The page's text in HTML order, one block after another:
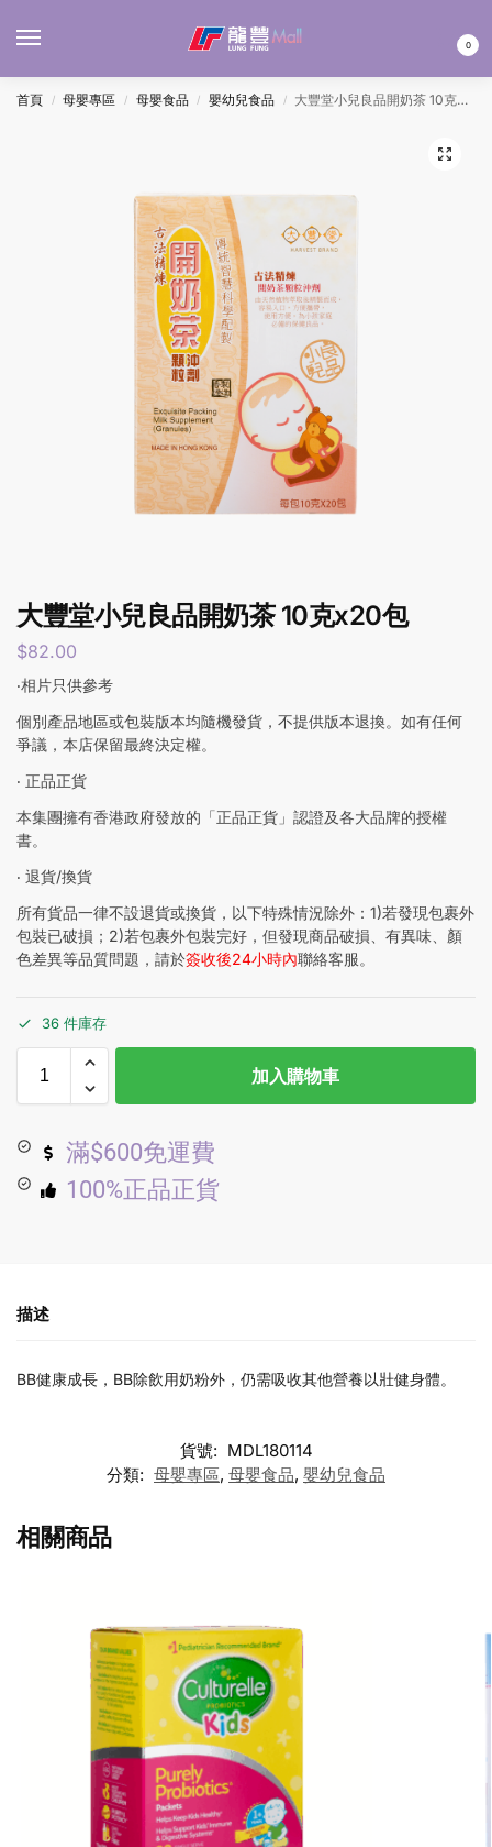
0
首頁 / 母嬰專區 / 母嬰食品 / 嬰幼兒食品 / 大豐堂小兒良品開奶茶 10克x20包
大豐堂小兒良品開奶茶 10克x20包
$82.00
‧相片只供參考
個別產品地區或包裝版本均隨機發貨，不提供版本退換。如有任何
爭議，本店保留最終決定權。
‧ 正品正貨
本集團擁有香港政府發放的「正品正貨」認證及各大品牌的授權
書。
‧ 退貨/換貨
所有貨品一律不設退貨或換貨，以下特殊情況除外：1)若發現包裹外
包裝已破損；2)若包裹外包裝完好，但發現商品破損、有異味、顏
色差異等品質問題，請於簽收後24小時內聯絡客服。
36 件庫存
加入購物車
滿$600免運費
100%正品正貨
描述
BB健康成長，BB除飲用奶粉外，仍需吸收其他營養以壯健身體。
貨號: MDL180114
分類: 母嬰專區, 母嬰食品, 嬰幼兒食品
相關商品